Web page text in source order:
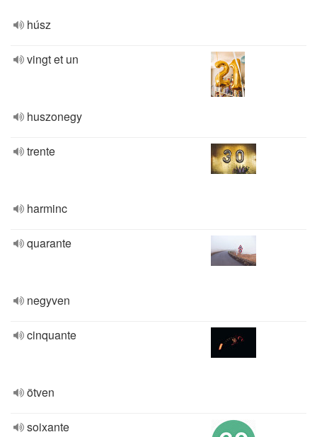
húsz
vingt et un
huszonegy
trente
harminc
quarante
negyven
cinquante
ötven
soixante